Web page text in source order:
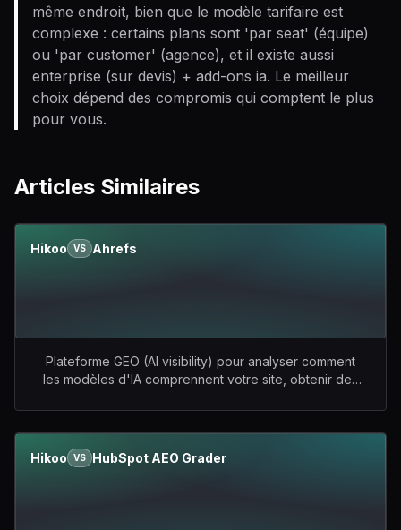
même endroit, bien que le modèle tarifaire est
complexe : certains plans sont 'par seat' (équipe)
ou 'par customer' (agence), et il existe aussi
enterprise (sur devis) + add-ons ia. Le meilleur
choix dépend des compromis qui comptent le plus
pour vous.
Articles Similaires
Hikoo VS Ahrefs
Plateforme GEO (AI visibility) pour analyser comment
les modèles d'IA comprennent votre site, obtenir des
mentions/citations sur les plateformes d'IA, et se
comparer aux concurrents.vs Suite SEO de référence
(recherche de mots-clés, backlinks, audit technique,
suivi de positions) qui intègre désormais Brand Radar,
Hikoo VS HubSpot AEO Grader